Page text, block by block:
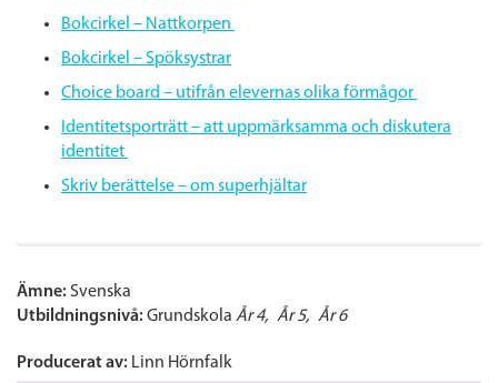
Bokcirkel – Nattkorpen
Bokcirkel – Spöksystrar
Choice board – utifrån elevernas olika förmågor
Identitetsporträtt – att uppmärksamma och diskutera
identitet
Skriv berättelse – om superhjältar
Ämne: Svenska
Utbildningsnivå: Grundskola År 4 År 5 År 6
Producerat av: Linn Hörnfalk